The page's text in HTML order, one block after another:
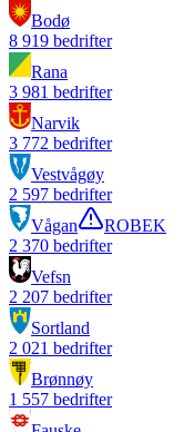
Bodø
8 919 bedrifter
Rana
3 981 bedrifter
Narvik
3 772 bedrifter
Vestvågøy
2 597 bedrifter
Vågan
ROBEK
2 370 bedrifter
Vefsn
2 207 bedrifter
Sortland
2 021 bedrifter
Brønnøy
1 557 bedrifter